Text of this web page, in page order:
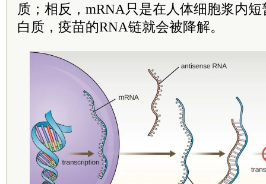
质；相反，mRNA只是在人体细胞浆内
白质，疫苗的RNA链就会被降解。